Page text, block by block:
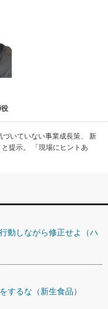
役
いていない事業成長策、 新
提示。 「現場にヒントあ
動しながら修正せよ（ハ
るな（新生食品）